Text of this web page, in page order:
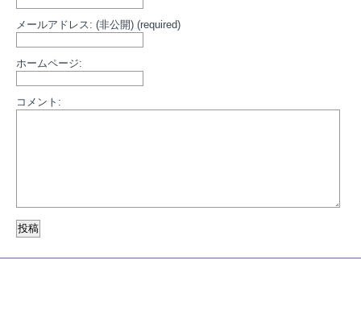
メールアドレス: (非公開) (required)
ホームページ:
コメント: